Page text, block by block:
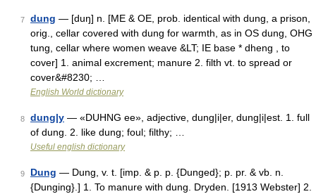
7 dung — [duŋ] n. [ME & OE, prob. identical with dung, a prison,
orig., cellar covered with dung for warmth, as in OS dung, OHG
tung, cellar where women weave &LT; IE base * dheng , to
cover] 1. animal excrement; manure 2. filth vt. to spread or
cover&#8230; …
English World dictionary
8 dung|y — «DUHNG ee», adjective, dung|i|er, dung|i|est. 1. full
of dung. 2. like dung; foul; filthy; …
Useful english dictionary
9 Dung — Dung, v. t. [imp. & p. p. {Dunged}; p. pr. & vb. n.
{Dunging}.] 1. To manure with dung. Dryden. [1913 Webster] 2.